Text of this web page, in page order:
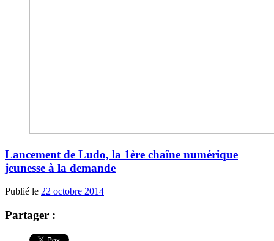
Lancement de Ludo, la 1ère chaîne numérique
jeunesse à la demande
Publié le 22 octobre 2014
Partager :